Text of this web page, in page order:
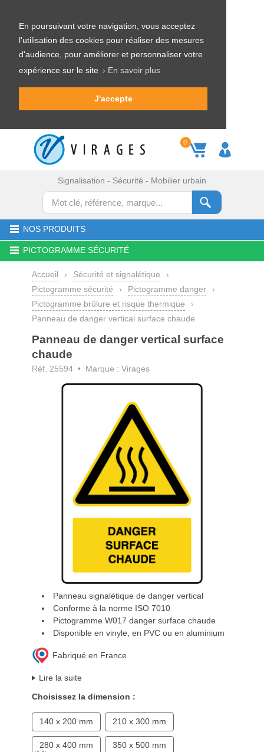
En poursuivant votre navigation, vous acceptez
l'utilisation des cookies pour réaliser des mesures
d'audience, pour améliorer et personnaliser votre
expérience sur le site › En savoir plus
J'accepte
0
Signalisation - Sécurité - Mobilier urbain
NOS PRODUITS
PICTOGRAMME SÉCURITÉ
Accueil › Sécurité et signalétique
›
Pictogramme sécurité
› Pictogramme danger
›
Pictogramme brûlure et risque thermique
›
Panneau de danger vertical surface chaude
Panneau de danger vertical surface
chaude
Réf. 25594 • Marque : Virages
Panneau signalétique de danger vertical
Conforme à la norme ISO 7010
Pictogramme W017 danger surface chaude
Disponible en vinyle, en PVC ou en aluminium
Fabriqué en France
Lire la suite
Choisissez la dimension :
140 x 200 mm 210 x 300 mm
280 x 400 mm
350 x 500 mm